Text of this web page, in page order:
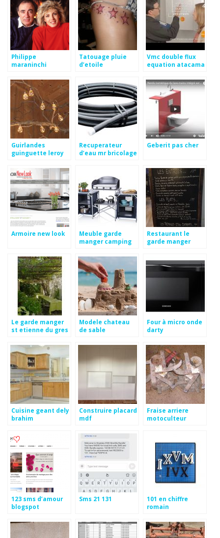
Philippe
maraninchi
Tatouage pluie
d’etoile
Vmc double flux
equation atacama
Guirlandes
guinguette leroy
Recuperateur
d’eau mr bricolage
Geberit pas cher
Armoire new look
Meuble garde
manger camping
Restaurant le
garde manger
Le garde manger
st etienne du gres
Modele chateau
de sable
Four à micro onde
darty
Cuisine geant dely
brahim
Construire placard
mdf
Fraise arriere
motoculteur
123 sms d’amour
blogspot
Sms 21 131
101 en chiffre
romain